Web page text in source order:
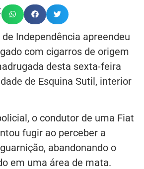
Independência apreendeu
com cigarros de origem
desta sexta-feira
de Esquina Sutil, interior
o condutor de uma Fiat
fugir ao perceber a
abandonando o
em uma área de mata.